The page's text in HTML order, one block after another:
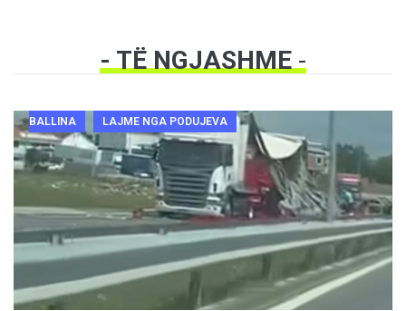
- TË NGJASHME-
BALLINA LAJME NGA PODUJEVA